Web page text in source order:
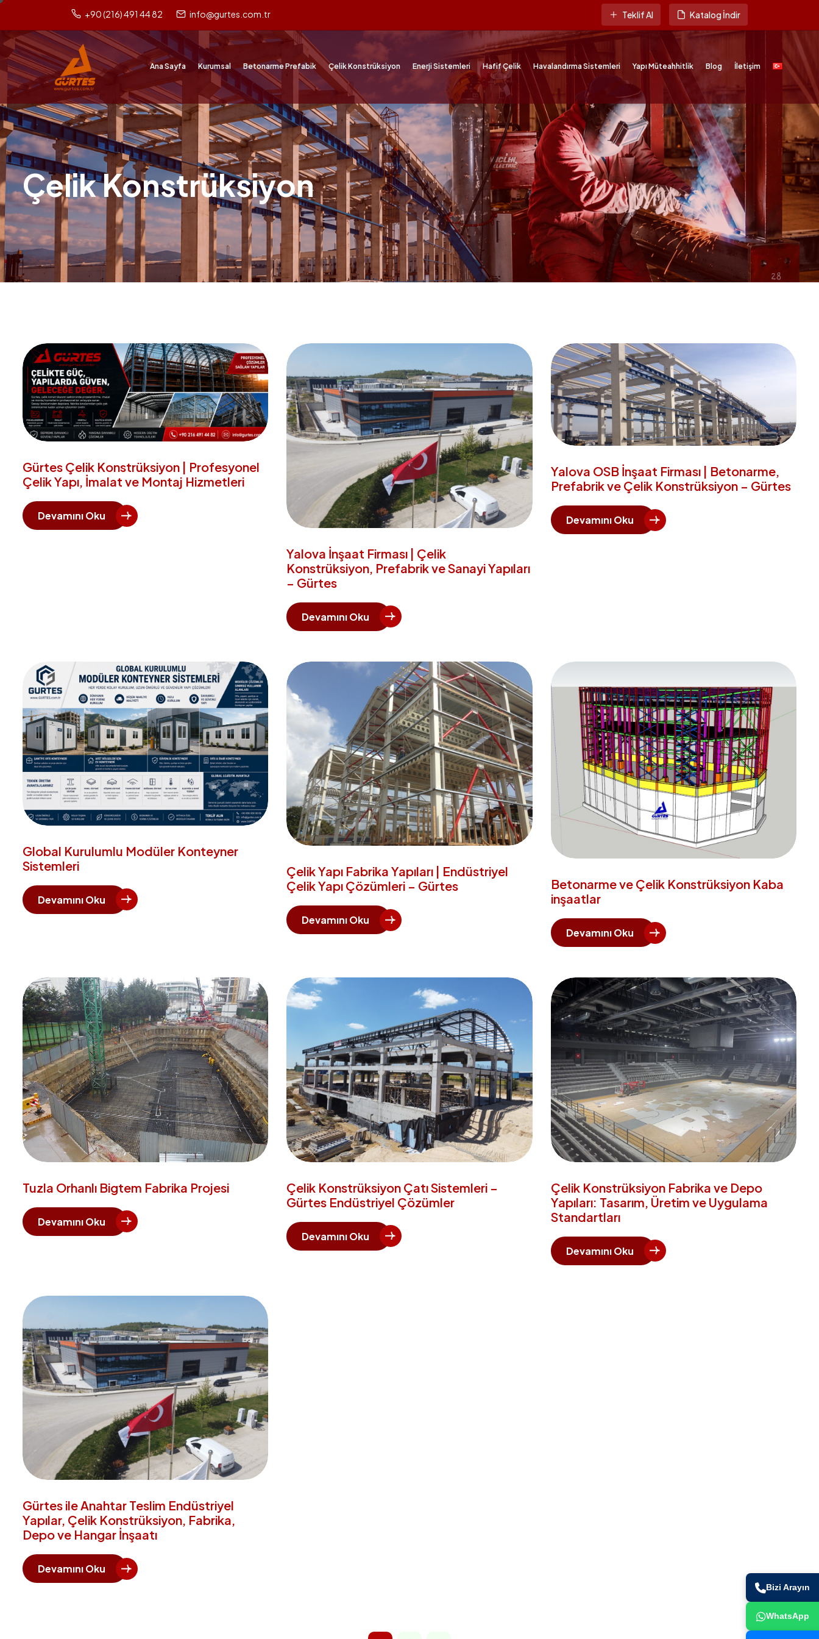
Bizi Arayın
WhatsApp
+90 (216) 491 44 82 info@gurtes.com.tr Teklif Al Katalog İndir
Ana Sayfa Kurumsal Betonarme Prefabik Çelik Konstrüksiyon Enerji Sistemleri Hafif Çelik Havalandırma Sistemleri Yapı Müteahhitlik Blog İletişim
Çelik Konstrüksiyon
Gürtes Çelik Konstrüksiyon | Profesyonel
Çelik Yapı, İmalat ve Montaj Hizmetleri
Devamını Oku
Yalova İnşaat Firması | Çelik
Konstrüksiyon, Prefabrik ve Sanayi Yapıları
– Gürtes
Devamını Oku
Yalova OSB İnşaat Firması | Betonarme,
Prefabrik ve Çelik Konstrüksiyon – Gürtes
Devamını Oku
Global Kurulumlu Modüler Konteyner
Sistemleri
Devamını Oku
Çelik Yapı Fabrika Yapıları | Endüstriyel
Çelik Yapı Çözümleri – Gürtes
Devamını Oku
Betonarme ve Çelik Konstrüksiyon Kaba
inşaatlar
Devamını Oku
Tuzla Orhanlı Bigtem Fabrika Projesi
Devamını Oku
Çelik Konstrüksiyon Çatı Sistemleri –
Gürtes Endüstriyel Çözümler
Devamını Oku
Çelik Konstrüksiyon Fabrika ve Depo
Yapıları: Tasarım, Üretim ve Uygulama
Standartları
Devamını Oku
Gürtes ile Anahtar Teslim Endüstriyel
Yapılar, Çelik Konstrüksiyon, Fabrika,
Depo ve Hangar İnşaatı
Devamını Oku